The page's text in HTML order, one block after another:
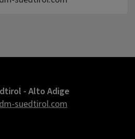
- Alto Adige
suedtirol.com